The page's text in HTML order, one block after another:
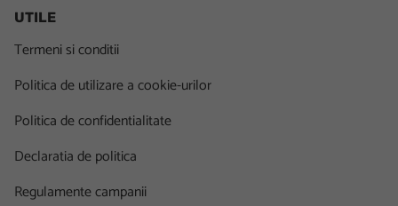
UTILE
Termeni si conditii
Politica de utilizare a cookie-urilor
Politica de confidentialitate
Declaratia de politica
Regulamente campanii